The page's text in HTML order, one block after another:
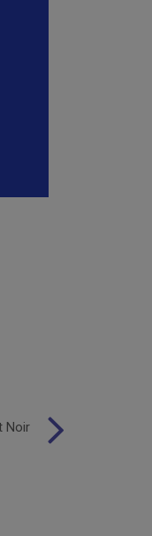
Noir